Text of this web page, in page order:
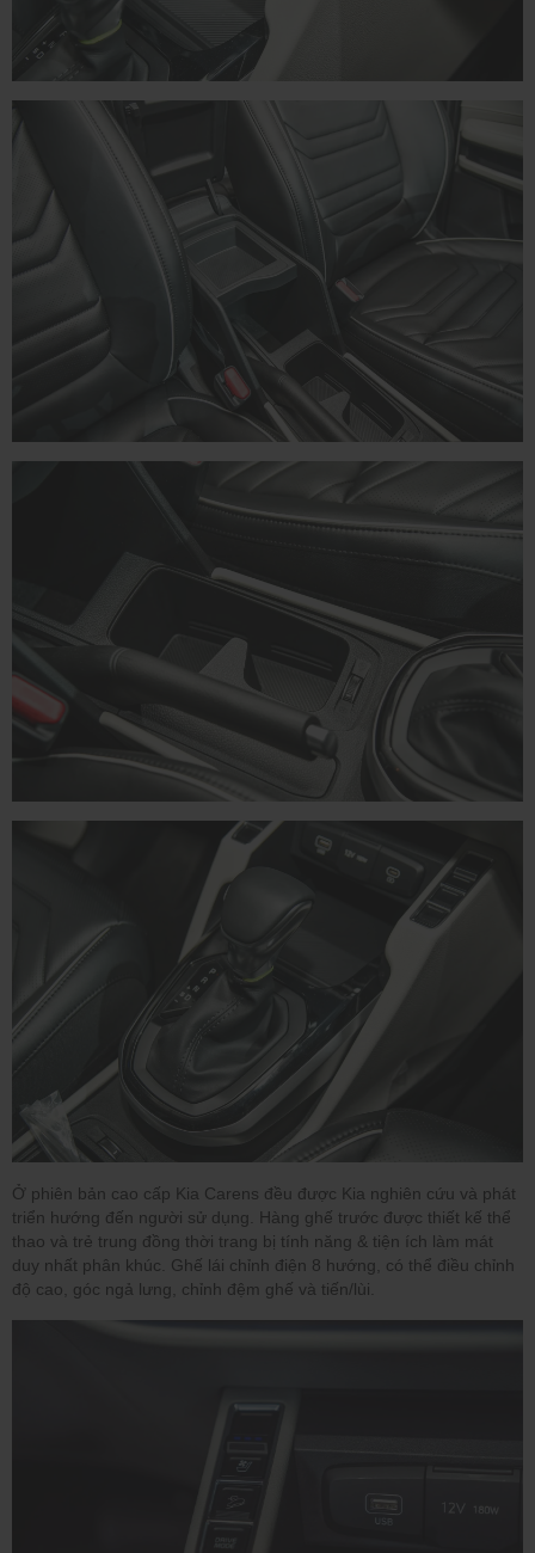
Ở phiên bản cao cấp Kia Carens đều được Kia nghiên cứu và phát
triển hướng đến người sử dụng. Hàng ghế trước được thiết kế thể
thao và trẻ trung đồng thời trang bị tính năng & tiện ích làm mát
duy nhất phân khúc. Ghế lái chỉnh điện 8 hướng, có thể điều chỉnh
độ cao, góc ngả lưng, chỉnh đệm ghế và tiến/lùi.